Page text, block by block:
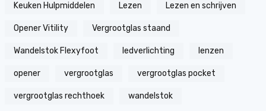
Keuken Hulpmiddelen Lezen Lezen en schrijven
Opener Vitility Vergrootglas staand
Wandelstok Flexyfoot ledverlichting lenzen
opener vergrootglas vergrootglas pocket
vergrootglas rechthoek wandelstok